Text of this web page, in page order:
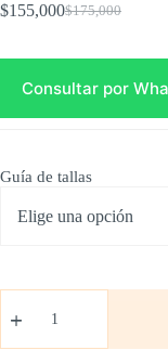
$175,000
Original
was:
$155,000Current
is:
Consultar por
Guía de tallas
Shoes
White